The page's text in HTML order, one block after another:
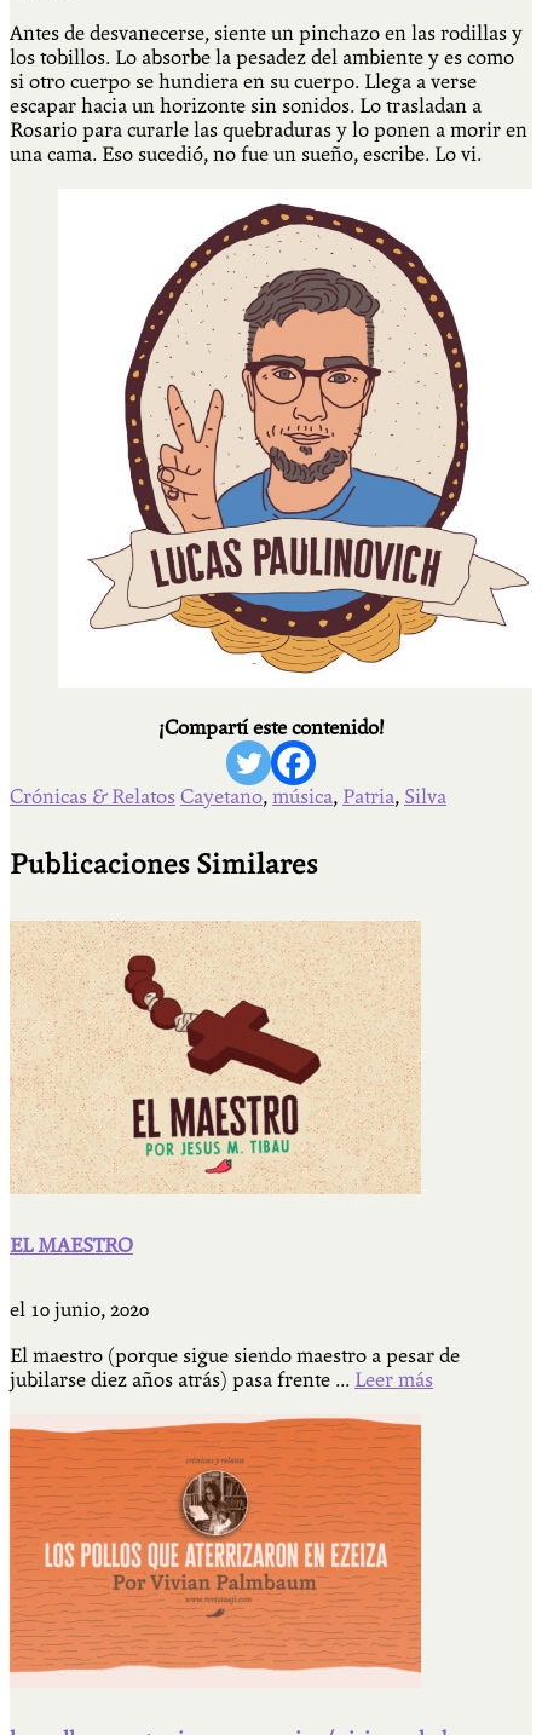
Antes de desvanecerse, siente un pinchazo en las rodillas y
los tobillos. Lo absorbe la pesadez del ambiente y es como
si otro cuerpo se hundiera en su cuerpo. Llega a verse
escapar hacia un horizonte sin sonidos. Lo trasladan a
Rosario para curarle las quebraduras y lo ponen a morir en
una cama. Eso sucedió, no fue un sueño, escribe. Lo vi.
¡Compartí este contenido!
Crónicas & Relatos Cayetano, música, Patria, Silva
Publicaciones Similares
EL MAESTRO
el 10 junio, 2020
El maestro (porque sigue siendo maestro a pesar de
jubilarse diez años atrás) pasa frente ... Leer más